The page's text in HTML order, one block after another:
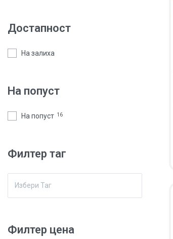
Достапност
На залиха
На попуст
На попуст 16
Филтер таг
Филтер цена